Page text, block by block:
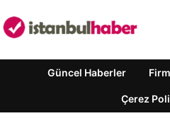
Güncel Haberler
Çerez